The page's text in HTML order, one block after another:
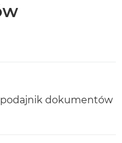
podajnik dokumentów